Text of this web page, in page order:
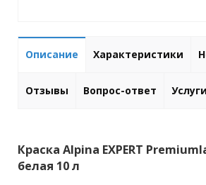
Описание Характеристики
Отзывы Вопрос-ответ Услуги
Краска Alpina EXPERT
белая 10 л